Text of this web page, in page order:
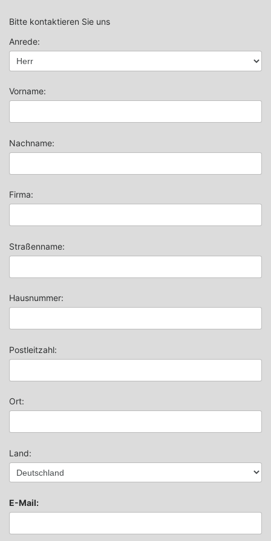
Bitte kontaktieren Sie uns
Anrede:
Vorname:
Nachname:
Firma:
Straßenname:
Hausnummer:
Postleitzahl:
Ort:
Land:
E-Mail: